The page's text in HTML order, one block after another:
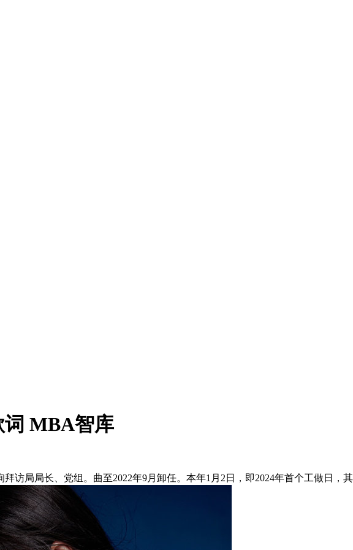
词 MBA智库
局局长、党组。曲至2022年9月卸任。本年1月2日，即2024年首个工做日，其